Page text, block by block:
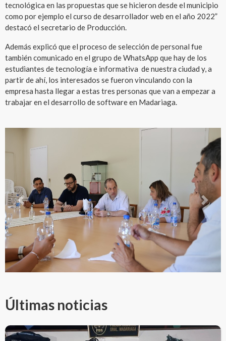
tecnológica en las propuestas que se hicieron desde el municipio
como por ejemplo el curso de desarrollador web en el año 2022”
destacó el secretario de Producción.
Además explicó que el proceso de selección de personal fue
también comunicado en el grupo de WhatsApp que hay de los
estudiantes de tecnología e informativa de nuestra ciudad y, a
partir de ahí, los interesados se fueron vinculando con la
empresa hasta llegar a estas tres personas que van a empezar a
trabajar en el desarrollo de software en Madariaga.
Previous Next
Últimas noticias